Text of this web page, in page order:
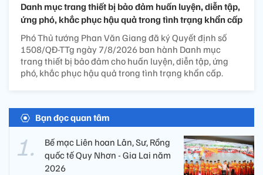
Danh mục trang thiết bị bảo đảm huấn luyện, diễn tập,
ứng phó, khắc phục hậu quả trong tình trạng khẩn cấp
Phó Thủ tướng Phan Văn Giang đã ký Quyết định số
1508/QĐ-TTg ngày 7/8/2026 ban hành Danh mục
trang thiết bị bảo đảm cho huấn luyện, diễn tập, ứng
phó, khắc phục hậu quả trong tình trạng khẩn cấp.
Bạn đọc quan tâm
Bế mạc Liên hoan Lân, Sư, Rồng
quốc tế Quy Nhơn - Gia Lai năm
2026